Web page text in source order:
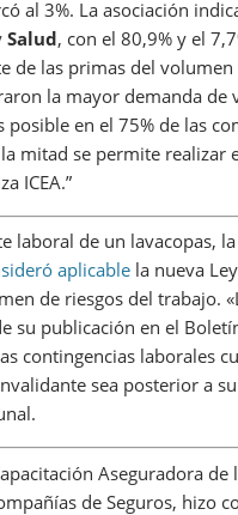
al 3%. La asociación
Salud, con el 80,9% y el
de las primas del
la mayor demanda de
posible en el 75% de las
mitad se permite realizar
ICEA.”
laboral de un lavacopas,
aplicable la nueva
de riesgos del trabajo.
su publicación en el
contingencias laborales
sea posterior a
Aseguradora de
de Seguros, hizo